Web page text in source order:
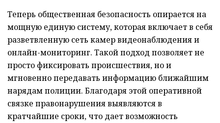
Теперь общественная безопасность опирается на
мощную единую систему, которая включает в себя
разветвленную сеть камер видеонаблюдения и
онлайн-мониторинг. Такой подход позволяет не
просто фиксировать происшествия, но и
мгновенно передавать информацию ближайшим
нарядам полиции. Благодаря этой оперативной
связке правонарушения выявляются в
кратчайшие сроки, что дает возможность